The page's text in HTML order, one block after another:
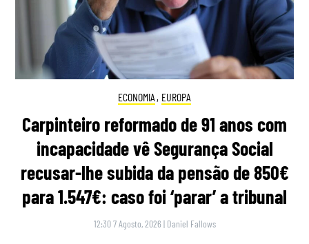
ECONOMIA , EUROPA
Carpinteiro reformado de 91 anos com
incapacidade vê Segurança Social
recusar-lhe subida da pensão de 850€
para 1.547€: caso foi ‘parar’ a tribunal
12:30 7 Agosto, 2026 | Daniel Fallows